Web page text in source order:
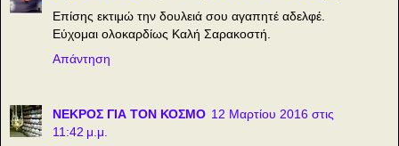
Επίσης εκτιμώ την δουλειά σου αγαπητέ αδελφέ.
Εύχομαι ολοκαρδίως Καλή Σαρακοστή.
Απάντηση
ΝΕΚΡΟΣ ΓΙΑ ΤΟΝ ΚΟΣΜΟ 12 Μαρτίου 2016 στις
11:42 μ.μ.